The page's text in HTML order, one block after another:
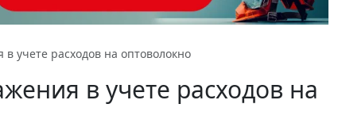
учете расходов на оптоволокно
в учете расходов на